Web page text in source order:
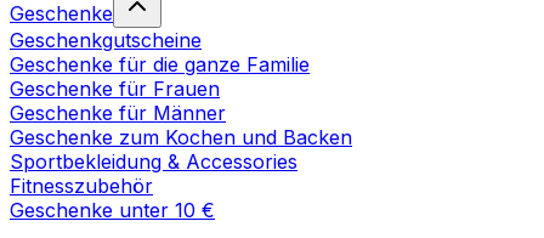
Geschenke
Geschenkgutscheine
Geschenke für die ganze Familie
Geschenke für Frauen
Geschenke für Männer
Geschenke zum Kochen und Backen
Sportbekleidung & Accessories
Fitnesszubehör
Geschenke unter 10 €